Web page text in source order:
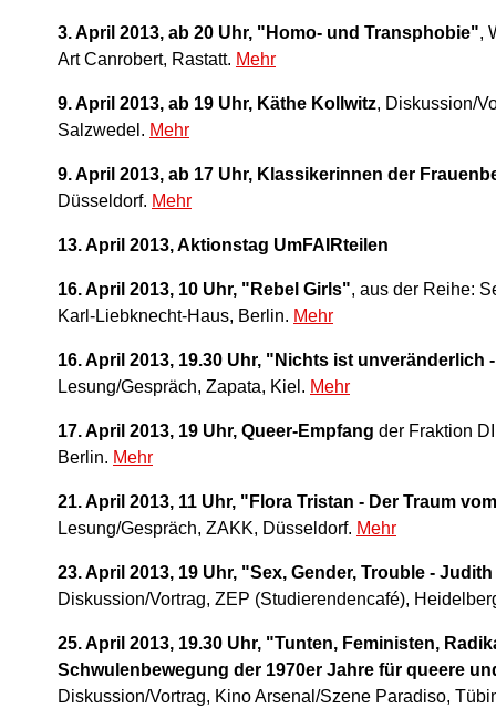
3. April 2013, ab 20 Uhr, "Homo- und Transphobie",
Art Canrobert, Rastatt. Mehr
9. April 2013, ab 19 Uhr, Käthe Kollwitz, Diskussion/
Salzwedel. Mehr
9. April 2013, ab 17 Uhr, Klassikerinnen der
Düsseldorf. Mehr
13. April 2013, Aktionstag UmFAIRteilen
16. April 2013, 10 Uhr, "Rebel Girls", aus der Reihe:
Karl-Liebknecht-Haus, Berlin. Mehr
16. April 2013, 19.30 Uhr, "Nichts ist unveränderlich
Lesung/Gespräch, Zapata, Kiel. Mehr
17. April 2013, 19 Uhr, Queer-Empfang der Fraktion
Berlin. Mehr
21. April 2013, 11 Uhr, "Flora Tristan - Der Traum
Lesung/Gespräch, ZAKK, Düsseldorf. Mehr
23. April 2013, 19 Uhr, "Sex, Gender, Trouble -
Diskussion/Vortrag, ZEP (Studierendencafé),
25. April 2013, 19.30 Uhr, "Tunten, Feministen,
Schwulenbewegung der 1970er Jahre für queere
Diskussion/Vortrag, Kino Arsenal/Szene Paradiso,